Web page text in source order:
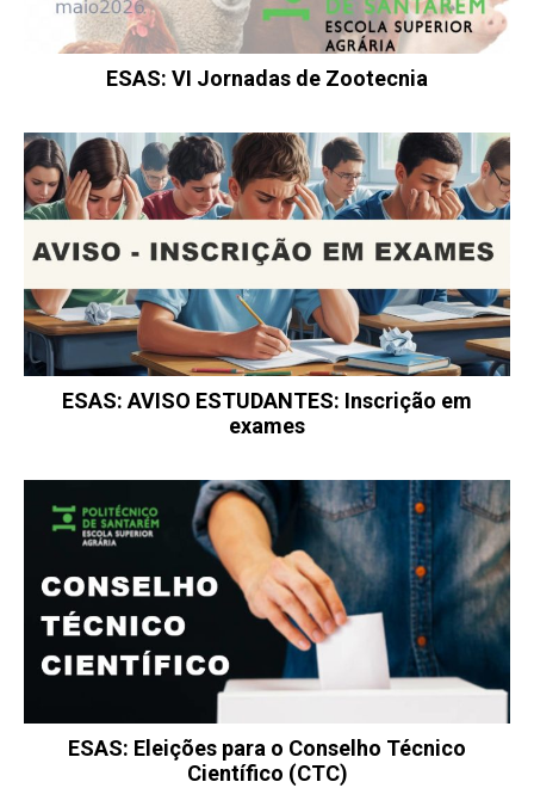
ESAS: VI Jornadas de Zootecnia
ESAS: AVISO ESTUDANTES: Inscrição em
exames
ESAS: Eleições para o Conselho Técnico
Científico (CTC)